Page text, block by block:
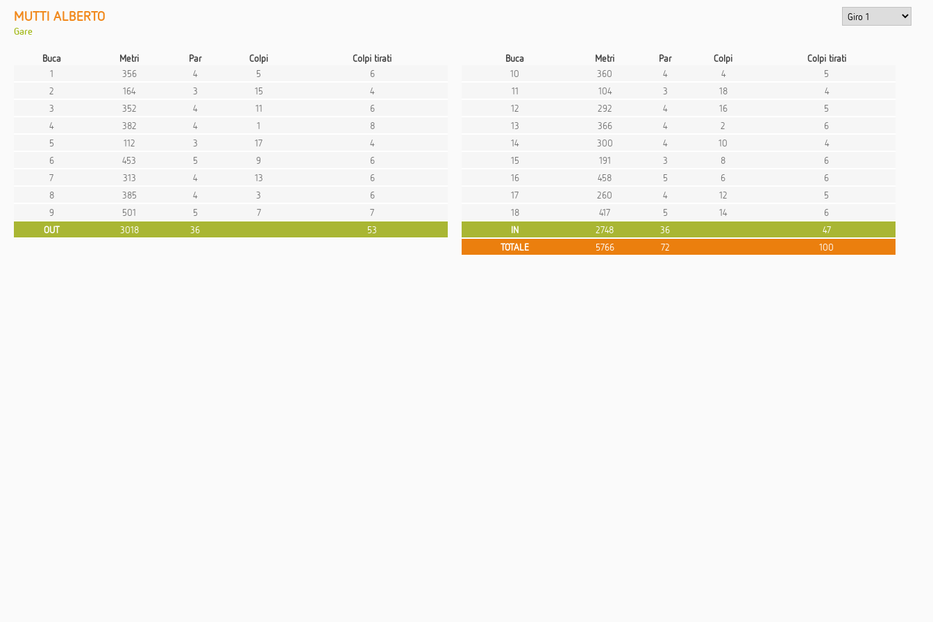
MUTTI ALBERTO
Gare
Buca Metri Par Colpi
Colpi tirati
1
356 4 5
6
2
164 3 15
4
3
352 4 11
6
4
382 4 1
8
5
112 3 17
4
6
453 5 9
6
7
313 4 13
6
8
385 4 3
6
9
501 5 7
7
OUT
3018 36 53
Buca Metri Par Colpi
Colpi tirati
10
360 4 4
5
11
104 3 18
4
12
292 4 16
5
13
366 4 2
6
14
300 4 10
4
15
191 3 8
6
16
458 5 6
6
17
260 4 12
5
18
417 5 14
6
IN
2748 36
47
TOTALE
5766 72 100